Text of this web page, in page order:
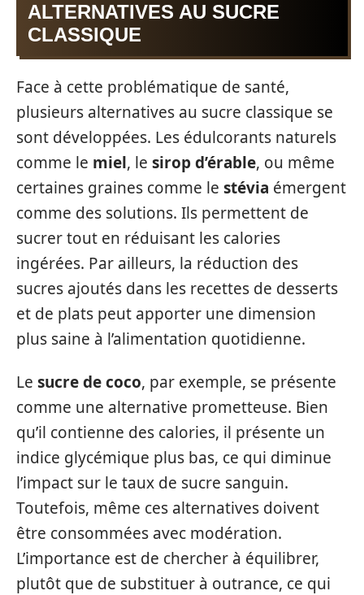
ALTERNATIVES AU SUCRE
CLASSIQUE
Face à cette problématique de santé,
plusieurs alternatives au sucre classique se
sont développées. Les édulcorants naturels
comme le miel, le sirop d’érable, ou même
certaines graines comme le stévia émergent
comme des solutions. Ils permettent de
sucrer tout en réduisant les calories
ingérées. Par ailleurs, la réduction des
sucres ajoutés dans les recettes de desserts
et de plats peut apporter une dimension
plus saine à l’alimentation quotidienne.
Le sucre de coco, par exemple, se présente
comme une alternative prometteuse. Bien
qu’il contienne des calories, il présente un
indice glycémique plus bas, ce qui diminue
l’impact sur le taux de sucre sanguin.
Toutefois, même ces alternatives doivent
être consommées avec modération.
L’importance est de chercher à équilibrer,
plutôt que de substituer à outrance, ce qui